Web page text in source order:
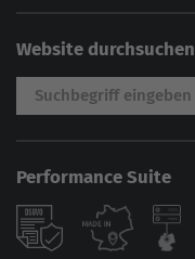
Website durchsuchen
Performance Suite